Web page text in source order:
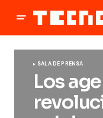
SALA DE PRENSA
Los